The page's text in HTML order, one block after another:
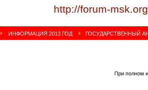
http://forum-
ИНФОРМАЦИЯ 2013 ГОД ГОСУДАРСТВЕННЫЙ
При полном